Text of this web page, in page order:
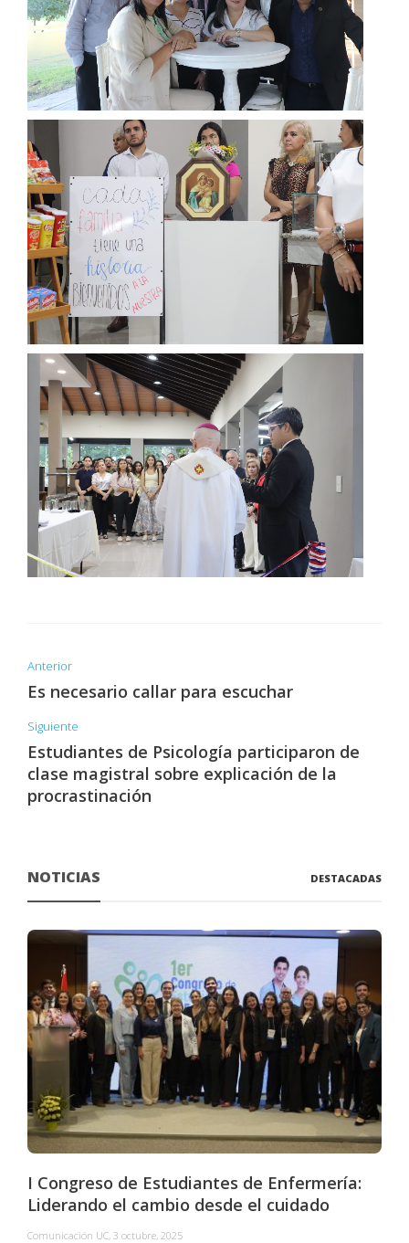
Anterior
Es necesario callar para escuchar
Siguiente
Estudiantes de Psicología participaron de
clase magistral sobre explicación de la
procrastinación
NOTICIAS DESTACADAS
I Congreso de Estudiantes de Enfermería:
Liderando el cambio desde el cuidado
Comunicación UC, 3 octubre, 2025